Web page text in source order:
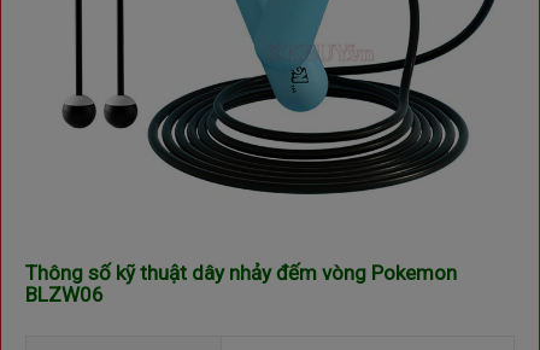
Thông số kỹ thuật dây nhảy đếm vòng Pokemon
BLZW06